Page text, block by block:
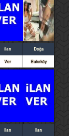
ilan
Ver
Doğa
Bakırköy
ilan ilan